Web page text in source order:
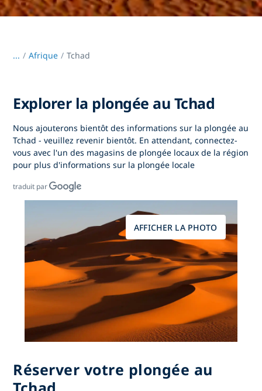
... / Afrique Tchad
Explorer la plongée au Tchad
Nous ajouterons bientôt des informations sur la plongée au
Tchad - veuillez revenir bientôt. En attendant, connectez-
vous avec l'un des magasins de plongée locaux de la région
pour plus d'informations sur la plongée locale
traduit par
AFFICHER LA PHOTO
Réserver votre plongée au